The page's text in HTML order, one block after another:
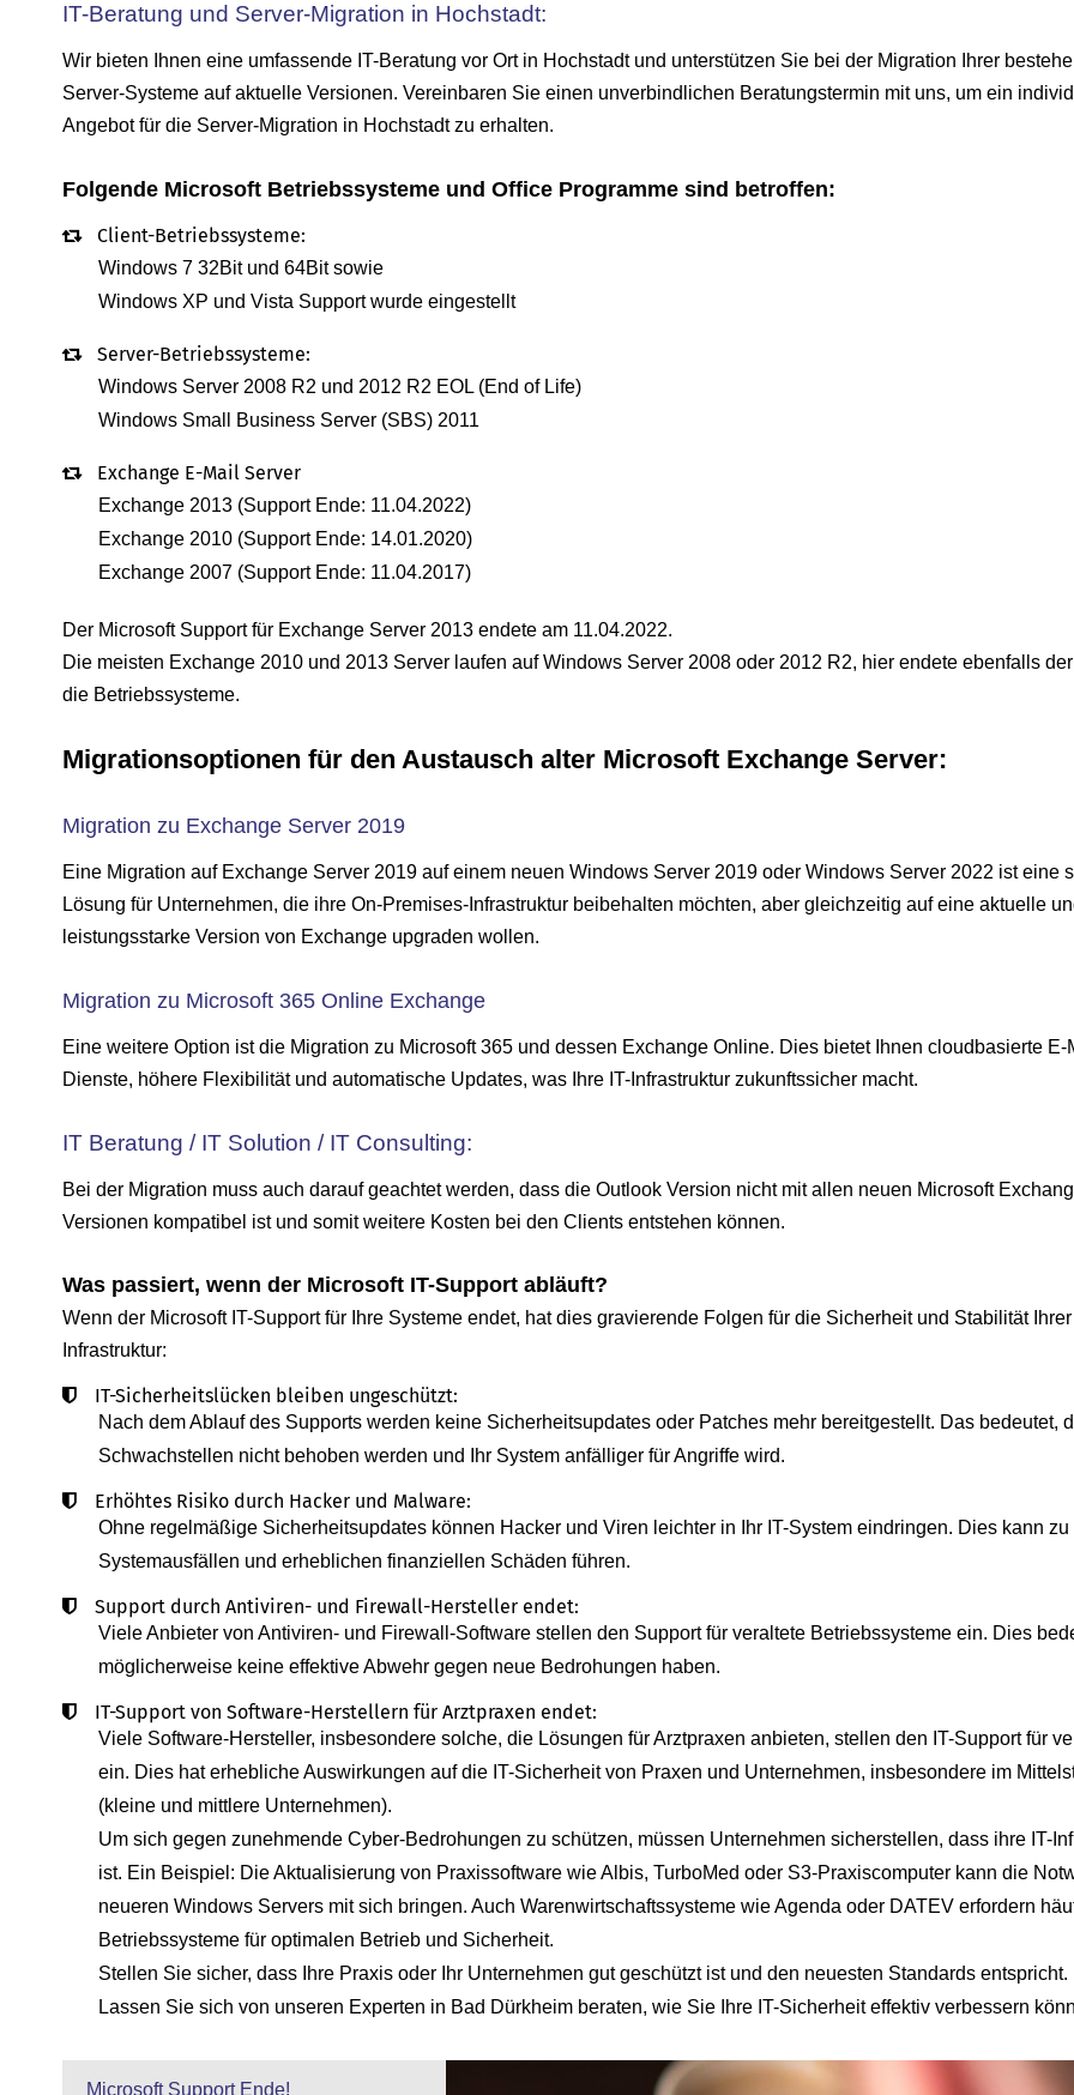
IT-Beratung und Server-Migration in Hochstadt:
Wir bieten Ihnen eine umfassende IT-Beratung vor Ort in Hochstadt und unterstützen Sie bei der Migration Ihrer
Server-Systeme auf aktuelle Versionen. Vereinbaren Sie einen unverbindlichen Beratungstermin mit uns, um ein
Angebot für die Server-Migration in Hochstadt zu erhalten.
Folgende Microsoft Betriebssysteme und Office Programme sind betroffen:
Client-Betriebssysteme:
Windows 7 32Bit und 64Bit sowie
Windows XP und Vista Support wurde eingestellt
Server-Betriebssysteme:
Windows Server 2008 R2 und 2012 R2 EOL (End of Life)
Windows Small Business Server (SBS) 2011
Exchange E-Mail Server
Exchange 2013 (Support Ende: 11.04.2022)
Exchange 2010 (Support Ende: 14.01.2020)
Exchange 2007 (Support Ende: 11.04.2017)
Der Microsoft Support für Exchange Server 2013 endete am 11.04.2022.
Die meisten Exchange 2010 und 2013 Server laufen auf Windows Server 2008 oder 2012 R2, hier endete ebenfalls
die Betriebssysteme.
Migrationsoptionen für den Austausch alter Microsoft Exchange Server:
Migration zu Exchange Server 2019
Eine Migration auf Exchange Server 2019 auf einem neuen Windows Server 2019 oder Windows Server 2022 ist eine
Lösung für Unternehmen, die ihre On-Premises-Infrastruktur beibehalten möchten, aber gleichzeitig auf eine aktuelle
leistungsstarke Version von Exchange upgraden wollen.
Migration zu Microsoft 365 Online Exchange
Eine weitere Option ist die Migration zu Microsoft 365 und dessen Exchange Online. Dies bietet Ihnen cloudbasierte E-
Dienste, höhere Flexibilität und automatische Updates, was Ihre IT-Infrastruktur zukunftssicher macht.
IT Beratung / IT Solution / IT Consulting:
Bei der Migration muss auch darauf geachtet werden, dass die Outlook Version nicht mit allen neuen Microsoft
Versionen kompatibel ist und somit weitere Kosten bei den Clients entstehen können.
Was passiert, wenn der Microsoft IT-Support abläuft?
Wenn der Microsoft IT-Support für Ihre Systeme endet, hat dies gravierende Folgen für die Sicherheit und Stabilität Ihrer
Infrastruktur:
IT-Sicherheitslücken bleiben ungeschützt:
Nach dem Ablauf des Supports werden keine Sicherheitsupdates oder Patches mehr bereitgestellt. Das bedeutet,
Schwachstellen nicht behoben werden und Ihr System anfälliger für Angriffe wird.
Erhöhtes Risiko durch Hacker und Malware:
Ohne regelmäßige Sicherheitsupdates können Hacker und Viren leichter in Ihr IT-System eindringen. Dies kann
Systemausfällen und erheblichen finanziellen Schäden führen.
Support durch Antiviren- und Firewall-Hersteller endet:
Viele Anbieter von Antiviren- und Firewall-Software stellen den Support für veraltete Betriebssysteme ein. Dies
möglicherweise keine effektive Abwehr gegen neue Bedrohungen haben.
IT-Support von Software-Herstellern für Arztpraxen endet:
Viele Software-Hersteller, insbesondere solche, die Lösungen für Arztpraxen anbieten, stellen den IT-Support für
ein. Dies hat erhebliche Auswirkungen auf die IT-Sicherheit von Praxen und Unternehmen, insbesondere im
(kleine und mittlere Unternehmen).
Um sich gegen zunehmende Cyber-Bedrohungen zu schützen, müssen Unternehmen sicherstellen, dass ihre IT-
ist. Ein Beispiel: Die Aktualisierung von Praxissoftware wie Albis, TurboMed oder S3-Praxiscomputer kann die
neueren Windows Servers mit sich bringen. Auch Warenwirtschaftssysteme wie Agenda oder DATEV erfordern
Betriebssysteme für optimalen Betrieb und Sicherheit.
Stellen Sie sicher, dass Ihre Praxis oder Ihr Unternehmen gut geschützt ist und den neuesten Standards entspricht.
Lassen Sie sich von unseren Experten in Bad Dürkheim beraten, wie Sie Ihre IT-Sicherheit effektiv verbessern
Microsoft Support Ende!